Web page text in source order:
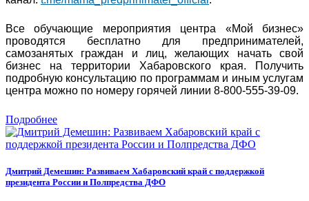
Все обучающие мероприятия центра «Мой бизнес»
проводятся бесплатно для предпринимателей,
самозанятых граждан и лиц, желающих начать свой
бизнес на территории Хабаровского края. Получить
подробную консультацию по программам и иным услугам
центра можно по номеру горячей линии 8-800-555-39-09.
Подробнее
Дмитрий Демешин: Развиваем Хабаровский край с поддержкой
президента России и Полпредства ДФО